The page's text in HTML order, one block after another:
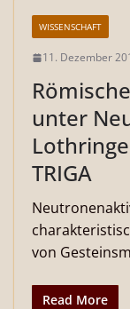
WISSENSCHAFT
11. Dezember
unter
TRIGA
von
Read More